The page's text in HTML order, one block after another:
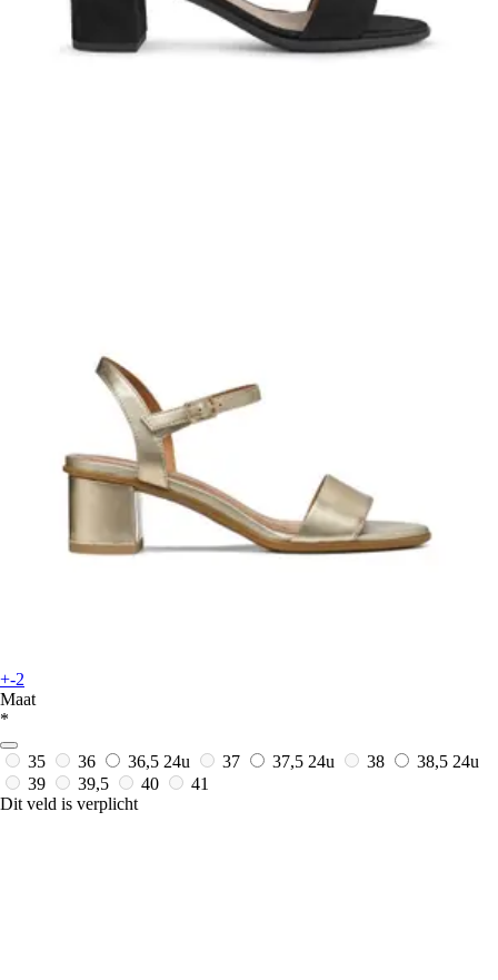
+-2
Maat
*
35 36 36,5 24u 37 37,5 24u 38 38,5 24u
39
39,5 40
41
Dit veld is verplicht